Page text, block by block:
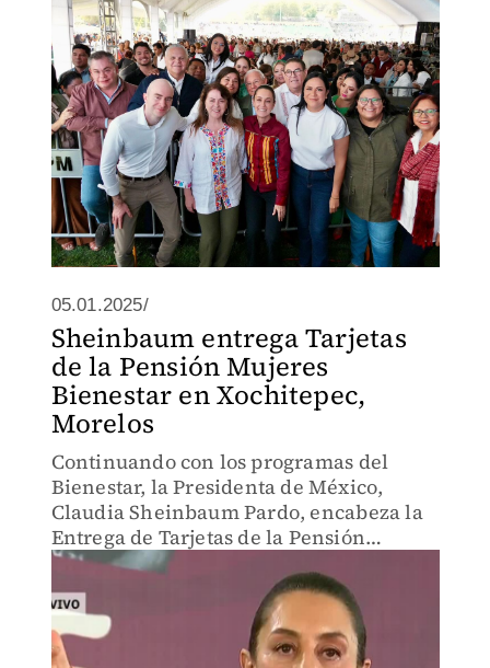
05.01.2025/
Sheinbaum entrega Tarjetas
de la Pensión Mujeres
Bienestar en Xochitepec,
Morelos
Continuando con los programas del
Bienestar, la Presidenta de México,
Claudia Sheinbaum Pardo, encabeza la
Entrega de Tarjetas de la Pensión
Mujeres en Morelos.